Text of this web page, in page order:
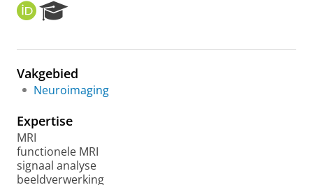
O
R
I
e
r
c
P
r
t
a
Vakgebied
Neuroimaging
Expertise
MRI
functionele MRI
signaal analyse
beeldverwerking